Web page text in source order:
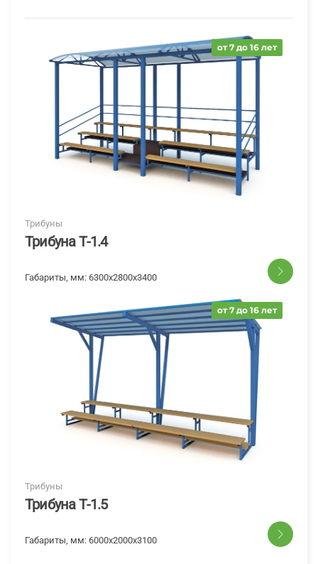
от 7 до 16 лет
Трибуны
Трибуна Т-1.4
Габариты, мм: 6300x2800x3400
от 7 до 16 лет
Трибуны
Трибуна Т-1.5
Габариты, мм: 6000x2000x3100